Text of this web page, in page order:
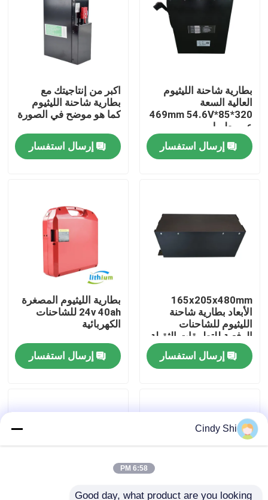
بيت
معلومات عنا
رقابة جودة
اطلب اقتباس
بطارية ليثيوم أيون رافعة شوكية كهربائية
بطارية شاحنة البليت
بطارية شاحنة الليثيوم
العالية السعة
320*85*469mm 54.6V
عمر طويل
إرسال استفسار
اكبر من إنتاجيتك مع
بطارية شاحنة الليثيوم
كما هو موضح في الصورة
إرسال استفسار
165x205x480mm
الأبعاد بطارية شاحنة
الليثيوم للشاحنات
الرفعية للتطبيقات الثقيلة
إرسال استفسار
بطارية الليثيوم المصغرة
24v 40ah للشاحنات
الكهربائية
إرسال استفسار
Cindy Shi
6:58 PM
Good day, what product are you looking